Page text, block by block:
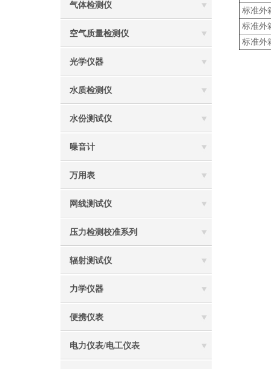
气体检测仪
空气质量检测仪
光学仪器
水质检测仪
水份测试仪
噪音计
万用表
网线测试仪
压力检测校准系列
辐射测试仪
力学仪器
便携仪表
电力仪表/电工仪表
标准外
标准外
标准外